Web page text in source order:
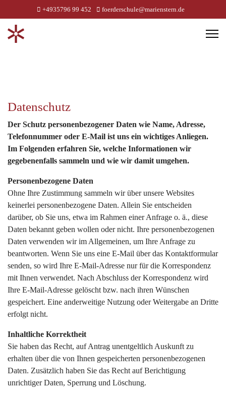
+4935796 99 452 foerderschule@marienstern.de
Datenschutz
Der Schutz personenbezogener Daten wie Name, Adresse,
Telefonnummer oder E-Mail ist uns ein wichtiges Anliegen.
Im Folgenden erfahren Sie, welche Informationen wir
gegebenenfalls sammeln und wie wir damit umgehen.
Personenbezogene Daten
Ohne Ihre Zustimmung sammeln wir über unsere Websites
keinerlei personenbezogene Daten. Allein Sie entscheiden
darüber, ob Sie uns, etwa im Rahmen einer Anfrage o. ä., diese
Daten bekannt geben wollen oder nicht. Ihre personenbezogenen
Daten verwenden wir im Allgemeinen, um Ihre Anfrage zu
beantworten. Wenn Sie uns eine E-Mail über das Kontaktformular
senden, so wird Ihre E-Mail-Adresse nur für die Korrespondenz
mit Ihnen verwendet. Nach Abschluss der Korrespondenz wird
Ihre E-Mail-Adresse gelöscht bzw. nach ihren Wünschen
gespeichert. Eine anderweitige Nutzung oder Weitergabe an Dritte
erfolgt nicht.
Inhaltliche Korrektheit
Sie haben das Recht, auf Antrag unentgeltlich Auskunft zu
erhalten über die von Ihnen gespeicherten personenbezogenen
Daten. Zusätzlich haben Sie das Recht auf Berichtigung
unrichtiger Daten, Sperrung und Löschung.